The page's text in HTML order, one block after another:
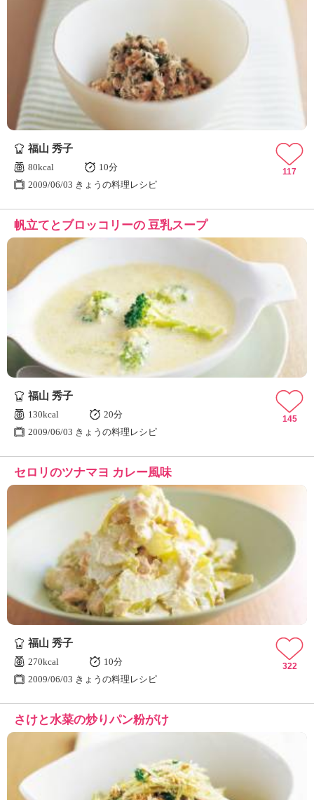
福山 秀子
80kcal
10分
2009/06/03 きょうの料理レシピ
117
帆立てとブロッコリーの 豆乳スープ
福山 秀子
130kcal
20分
2009/06/03 きょうの料理レシピ
145
セロリのツナマヨ カレー風味
福山 秀子
270kcal
10分
2009/06/03 きょうの料理レシピ
322
さけと水菜の炒りパン粉がけ